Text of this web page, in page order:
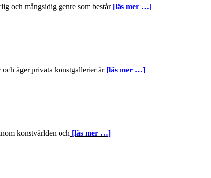
och mångsidig genre som består [läs mer …]
äger privata konstgallerier är [läs mer …]
konstvärlden och [läs mer …]